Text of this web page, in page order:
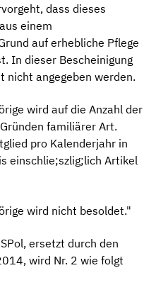
dass dieses
einem
auf erhebliche Pflege
In dieser Bescheinigung
nicht angegeben werden.
wird auf die Anzahl der
familiärer Art.
pro Kalenderjahr in
einschlie;szlig;lich Artikel
wird nicht besoldet."
ersetzt durch den
wird Nr. 2 wie folgt